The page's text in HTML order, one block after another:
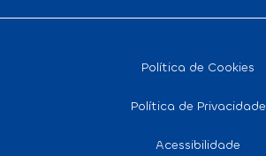
Política de Cookies
Política de Privacidade
Acessibilidade